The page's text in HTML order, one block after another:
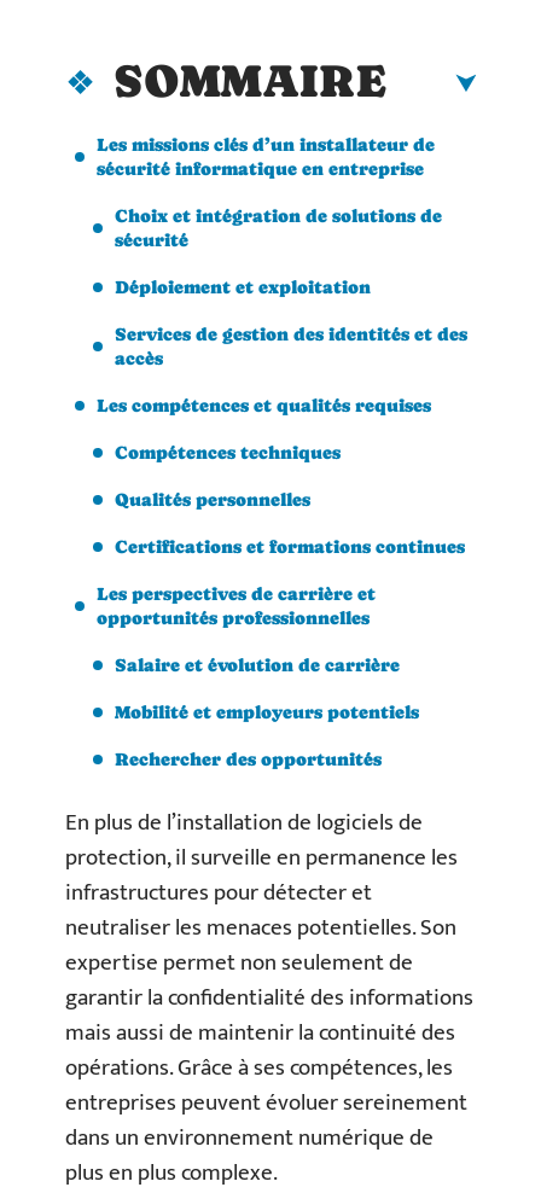
SOMMAIRE
Les missions clés d’un installateur de
sécurité informatique en entreprise
Choix et intégration de solutions de
sécurité
Déploiement et exploitation
Services de gestion des identités et des
accès
Les compétences et qualités requises
Compétences techniques
Qualités personnelles
Certifications et formations continues
Les perspectives de carrière et
opportunités professionnelles
Salaire et évolution de carrière
Mobilité et employeurs potentiels
Rechercher des opportunités
En plus de l’installation de logiciels de
protection, il surveille en permanence les
infrastructures pour détecter et
neutraliser les menaces potentielles. Son
expertise permet non seulement de
garantir la confidentialité des informations
mais aussi de maintenir la continuité des
opérations. Grâce à ses compétences, les
entreprises peuvent évoluer sereinement
dans un environnement numérique de
plus en plus complexe.